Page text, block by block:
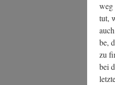
weg
tut,
be,
zu
bei